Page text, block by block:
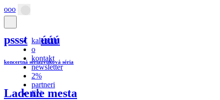
ooo
Hlavná
navigácia
kalendár
o
kontakt
newsletter
2%
partneri
EN
pssst
koncertná séria
úúú
zvuková séria
Ladenie mesta